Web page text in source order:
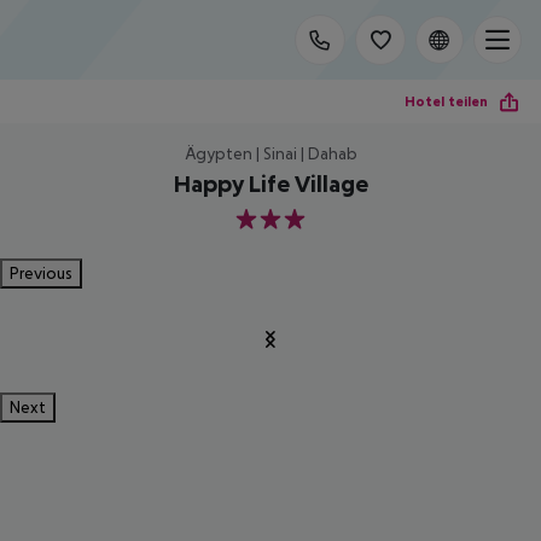
Hotel teilen
Ägypten | Sinai | Dahab
Happy Life Village
3
Previous
Next